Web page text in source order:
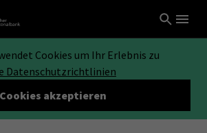
Cookies um Ihr Erlebnis zu
Datenschutzrichtlinien
Cookies akzeptieren